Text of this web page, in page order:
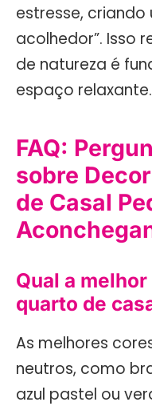
estresse,
acolhedor”. Isso
de natureza é
espaço relaxante.
FAQ:
sobre
de Casal
Qual a
quarto de
As melhores
neutros, como
azul pastel ou